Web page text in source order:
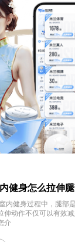
健身怎么拉伸
内健身过程中，腿部
伸动作不仅可以有效
介